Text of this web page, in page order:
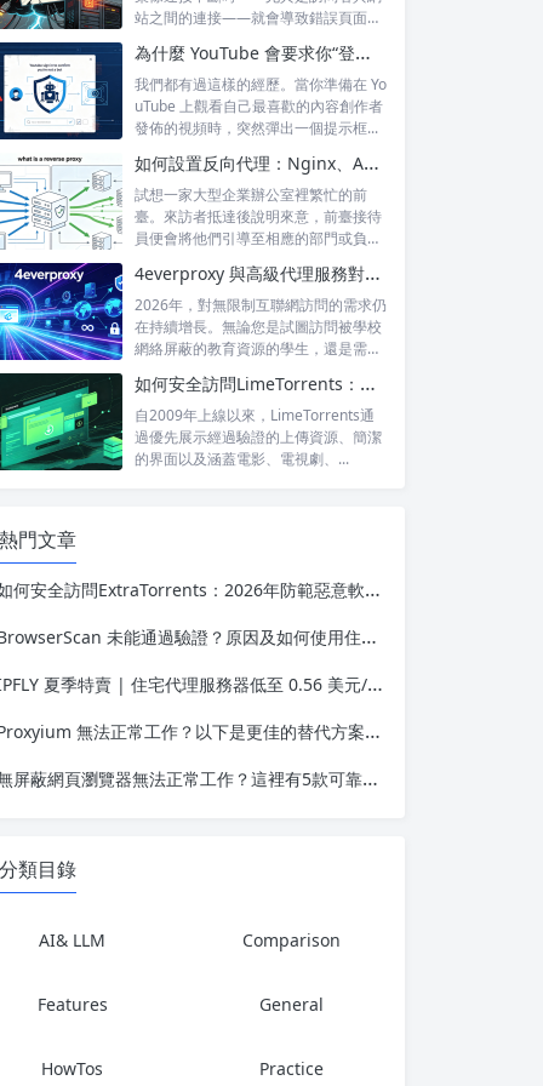
站之間的連接——就會導致錯誤頁面的
為什麼 YouTube 會要求你“登錄以確認你不是機器人”？
我們都有過這樣的經歷。當你準備在 Yo
uTube 上觀看自己最喜歡的內容創作者
發佈的視頻時，突然彈出一個提示框...
如何設置反向代理：Nginx、Apache 和 HAProxy 詳解
試想一家大型企業辦公室裡繁忙的前
臺。來訪者抵達後說明來意，前臺接待
員便會將他們引導至相應的部門或負責
4everproxy 與高級代理服務對比：速度、隱私和可靠性的比較
2026年，對無限制互聯網訪問的需求仍
在持續增長。無論您是試圖訪問被學校
網絡屏蔽的教育資源的學生，還是需要
如何安全訪問LimeTorrents：使用家庭代理繞過封鎖
自2009年上線以來，LimeTorrents通
過優先展示經過驗證的上傳資源、簡潔
的界面以及涵蓋電影、電視劇、...
熱門文章
何安全訪問ExtraTorrents：2026年防範惡意軟件和網絡釣魚詐騙指南
未能通過驗證？原因及如何使用住宅代理解決
夏季特賣 | 住宅代理服務器低至 0.56 美元/GB，靜態 IP 低至 1.58 美元
無法正常工作？以下是更佳的替代方案，助您實現安全、私密的瀏覽體驗
屏蔽網頁瀏覽器無法正常工作？這裡有5款可靠的替代方案
分類目錄
AI& LLM Comparison
Features General
HowTos Practice